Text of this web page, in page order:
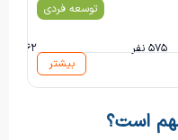
بهزاد ابوالعلائی
توسعه فردی
۵۷۵ نفر
۲۶۲ ساعت و ۳۶ دقیقه
بیشتر
است؟